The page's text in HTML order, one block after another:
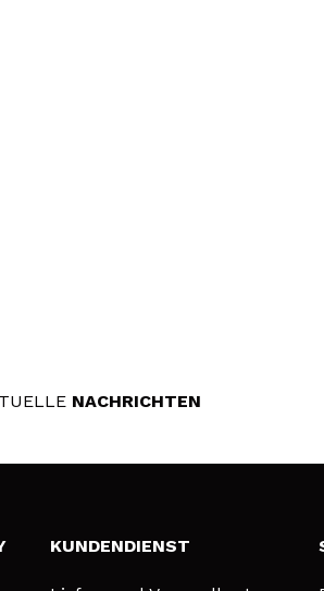
NACHRICHTEN
KUNDENDIENST